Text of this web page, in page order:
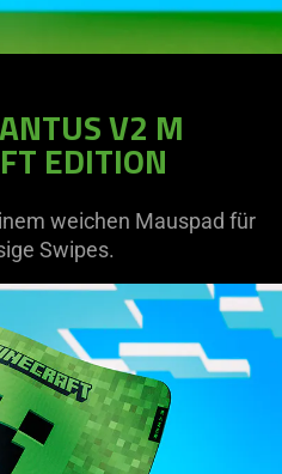
V2 M
EDITION
weichen Mauspad für
Swipes.